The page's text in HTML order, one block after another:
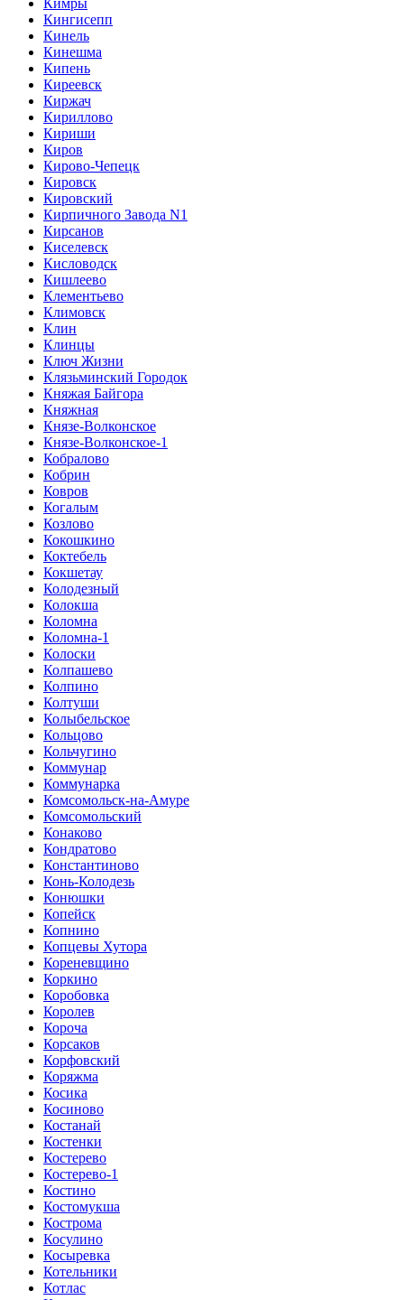
Кингисепп
Кинель
Кинешма
Кипень
Киреевск
Киржач
Кириллово
Кириши
Киров
Кирово-Чепецк
Кировск
Кировский
Кирпичного Завода N1
Кирсанов
Киселевск
Кисловодск
Кишлеево
Клементьево
Климовск
Клин
Клинцы
Ключ Жизни
Клязьминский Городок
Княжая Байгора
Княжная
Князе-Волконское
Князе-Волконское-1
Кобралово
Кобрин
Ковров
Когалым
Козлово
Кокошкино
Коктебель
Кокшетау
Колодезный
Колокша
Коломна
Коломна-1
Колоски
Колпашево
Колпино
Колтуши
Колыбельское
Кольцово
Кольчугино
Коммунар
Коммунарка
Комсомольск-на-Амуре
Комсомольский
Конаково
Кондратово
Константиново
Конь-Колодезь
Конюшки
Копейск
Копнино
Копцевы Хутора
Кореневщино
Коркино
Коробовка
Королев
Короча
Корсаков
Корфовский
Коряжма
Косика
Косиново
Костанай
Костенки
Костерево
Костерево-1
Костино
Костомукша
Кострома
Косулино
Косыревка
Котельники
Котлас